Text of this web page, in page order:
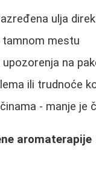
ulja
tamnom mestu
na
ili trudnoće
- manje je
aromaterapije